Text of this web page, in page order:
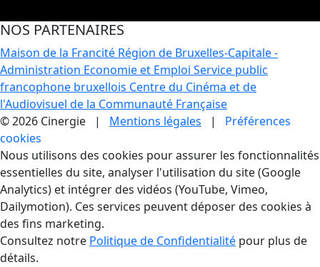
NOS PARTENAIRES
Maison de la Francité Région de Bruxelles-Capitale -
Administration Economie et Emploi Service public
francophone bruxellois Centre du Cinéma et de
l'Audiovisuel de la Communauté Française
© 2026 Cinergie | Mentions légales | Préférences
cookies
Gestion des Cookies
Nous utilisons des cookies pour assurer les fonctionnalités
essentielles du site, analyser l'utilisation du site (Google
Analytics) et intégrer des vidéos (YouTube, Vimeo,
Dailymotion). Ces services peuvent déposer des cookies à
des fins marketing.
Consultez notre Politique de Confidentialité pour plus de
détails.